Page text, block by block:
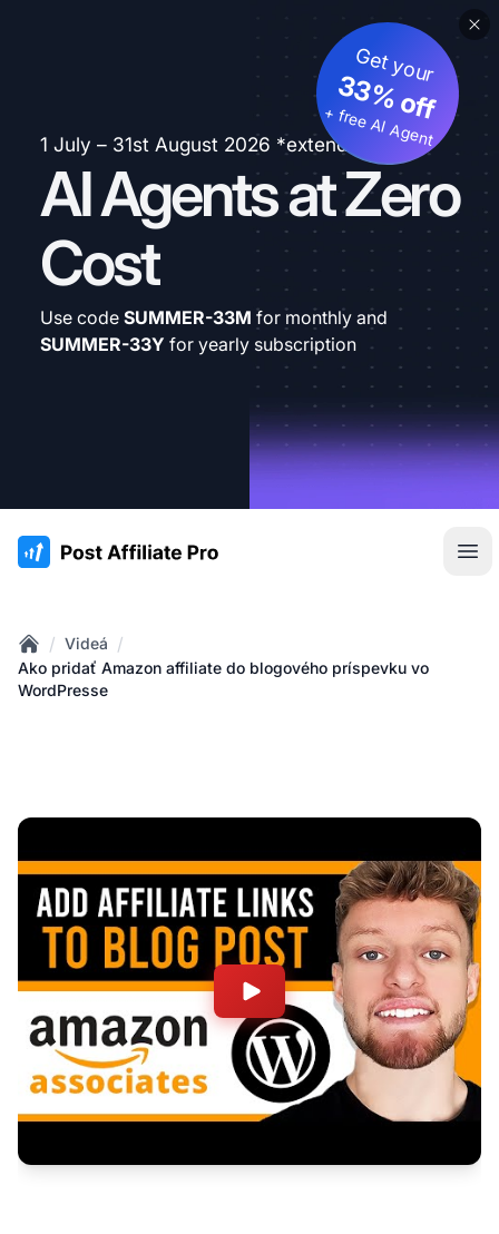
1 July – 31st August 2026 *extended
AI Agents at Zero
Cost
Get your
33% off
+ free AI Agent
Use code SUMMER-33M for monthly and
SUMMER-33Y for yearly subscription
:site.title
Home
/ Videá /
Ako pridať Amazon affiliate do blogového príspevku vo
WordPresse